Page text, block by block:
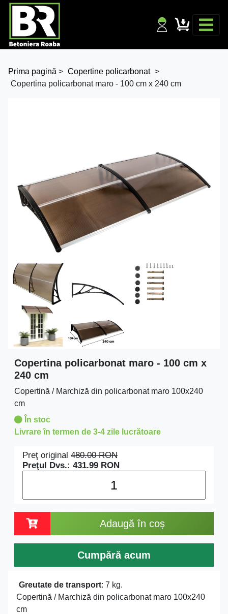
Prima pagină > Copertine policarbonat >
Copertina policarbonat maro - 100 cm x 240 cm
Copertina policarbonat maro - 100 cm x
240 cm
Copertină / Marchiză din policarbonat maro 100x240
cm
În stoc
Livrare în termen de 3-4 zile lucrătoare
Preţ original 480.00RON
Preţul Dvs.: 431.99 RON
Adaugă în coș
Cumpără acum
Greutate de transport: 7 kg.
Copertină / Marchiză din policarbonat maro 100x240
cm